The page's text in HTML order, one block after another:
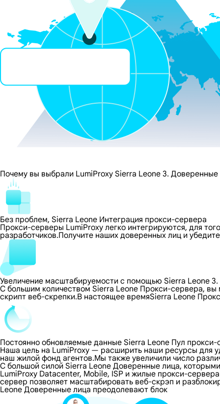
Почему вы выбрали LumiProxy Sierra Leone 3. Доверенные
Без проблем, Sierra Leone Интеграция прокси-сервера
Прокси-серверы LumiProxy легко интегрируются, для
разработчиков.Получите наших доверенных лиц и
Увеличение масштабируемости с помощью Sierra Leone
С большим количеством Sierra Leone Прокси-сервера,
скрипт веб-скрепки.В настоящее времяSierra Leone
Постоянно обновляемые данные Sierra Leone Пул прокси-
Наша цель на LumiProxy — расширить наши ресурсы для
наш жилой фонд агентов.Мы также увеличили число
С большой силой Sierra Leone Доверенные лица,
LumiProxy Datacenter, Mobile, ISP и жилые прокси-
сервер позволяет масштабировать веб-скрэп и
Leone Доверенные лица преодолевают блок